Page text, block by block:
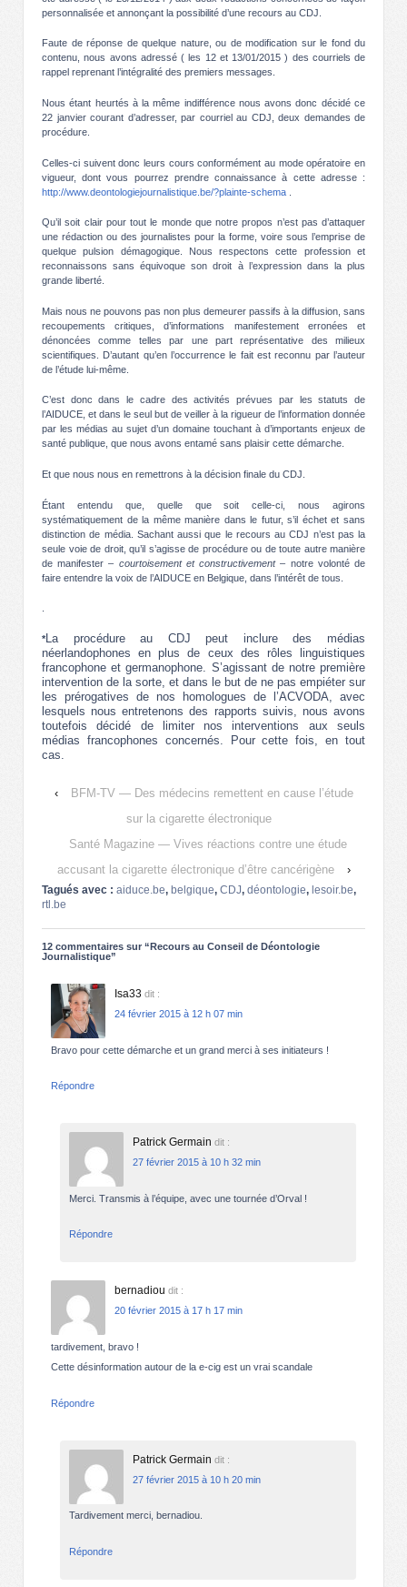
personnalisée et annonçant la possibilité d’une recours au CDJ.
Faute de réponse de quelque nature, ou de modification sur le fond du
contenu, nous avons adressé ( les 12 et 13/01/2015 ) des courriels de
rappel reprenant l’intégralité des premiers messages.
Nous étant heurtés à la même indifférence nous avons donc décidé ce
22 janvier courant d’adresser, par courriel au CDJ, deux demandes de
procédure.
Celles-ci suivent donc leurs cours conformément au mode opératoire en
vigueur, dont vous pourrez prendre connaissance à cette adresse :
http://www.deontologiejournalistique.be/?plainte-schema
Qu’il soit clair pour tout le monde que notre propos n’est pas d’attaquer
une rédaction ou des journalistes pour la forme, voire sous l’emprise de
quelque pulsion démagogique. Nous respectons cette profession et
reconnaissons sans équivoque son droit à l’expression dans la plus
grande liberté.
Mais nous ne pouvons pas non plus demeurer passifs à la diffusion, sans
recoupements critiques, d’informations manifestement erronées et
dénoncées comme telles par une part représentative des milieux
scientifiques. D’autant qu’en l’occurrence le fait est reconnu par l’auteur
de l’étude lui-même.
C’est donc dans le cadre des activités prévues par les statuts de
l’AIDUCE, et dans le seul but de veiller à la rigueur de l’information donnée
par les médias au sujet d’un domaine touchant à d’importants enjeux de
santé publique, que nous avons entamé sans plaisir cette démarche.
Et que nous nous en remettrons à la décision finale du CDJ.
Étant entendu que, quelle que soit celle-ci, nous agirons
systématiquement de la même manière dans le futur, s’il échet et sans
distinction de média. Sachant aussi que le recours au CDJ n’est pas la
seule voie de droit, qu’il s’agisse de procédure ou de toute autre manière
de manifester – courtoisement et constructivement– notre volonté de
faire entendre la voix de l’AIDUCE en Belgique, dans l’intérêt de tous.
* La procédure au CDJ peut inclure des médias
néerlandophones en plus de ceux des rôles linguistiques
francophone et germanophone. S’agissant de notre première
intervention de la sorte, et dans le but de ne pas empiéter sur
les prérogatives de nos homologues de l’ACVODA, avec
lesquels nous entretenons des rapports suivis, nous avons
toutefois décidé de limiter nos interventions aux seuls
médias francophones concernés. Pour cette fois, en tout
cas.
‹
BFM-TV — Des médecins remettent en cause l’étude
sur la cigarette électronique
Santé Magazine — Vives réactions contre une étude
accusant la cigarette électronique d’être cancérigène
›
Tagués avec : aiduce.be, belgique, CDJ, déontologie, lesoir.be,
rtl.be
12 commentaires sur “Recours au Conseil de Déontologie
Journalistique”
Isa33 dit :
24 février 2015 à 12 h 07 min
Bravo pour cette démarche et un grand merci à ses initiateurs !
Répondre
Patrick Germain dit :
27 février 2015 à 10 h 32 min
Merci. Transmis à l’équipe, avec une tournée d’Orval !
Répondre
bernadiou dit :
20 février 2015 à 17 h 17 min
tardivement, bravo !
Cette désinformation autour de la e-cig est un vrai scandale
Répondre
Patrick Germain dit :
27 février 2015 à 10 h 20 min
Tardivement merci, bernadiou.
Répondre